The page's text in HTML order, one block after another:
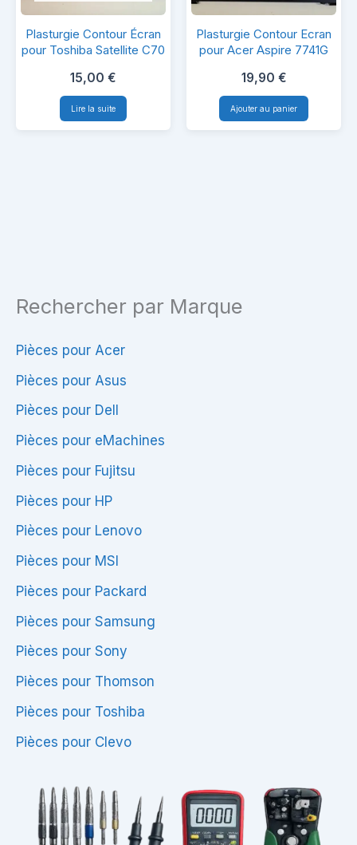
Rechercher par Marque
Pièces pour Acer
Pièces pour Asus
Pièces pour Dell
Pièces pour eMachines
Pièces pour Fujitsu
Pièces pour HP
Pièces pour Lenovo
Pièces pour MSI
Pièces pour Packard
Pièces pour Samsung
Pièces pour Sony
Pièces pour Thomson
Pièces pour Toshiba
Pièces pour Clevo
Plasturgie
Contour
Écran
pour
Toshiba
Plasturgie Contour Écran
pour Toshiba Satellite C70
15,00 €
Lire la suite
Plasturgie
Contour
Ecran
pour
Acer
Plasturgie Contour Ecran
pour Acer Aspire 7741G
19,90 €
Ajouter au panier